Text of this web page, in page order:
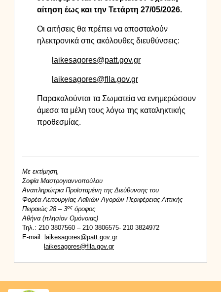
αίτηση έως και την Τετάρτη 27/05/2026.
Οι αιτήσεις θα πρέπει να αποσταλούν
ηλεκτρονικά στις ακόλουθες διευθύνσεις:
laikesagores@patt.gov.gr
laikesagores@flla.gov.gr
Παρακαλούνται τα Σωματεία να ενημερώσουν
άμεσα τα μέλη τους λόγω της καταληκτικής
προθεσμίας.
Με εκτίμηση,
Σοφία Μαστρογιαννοπούλου
Αναπληρώτρια Προϊσταμένη της Διεύθυνσης του
Φορέα Λειτουργίας Λαϊκών Αγορών Περιφέρειας Αττικής
Πειραιώς 28 – 3ος όροφος
Αθήνα (πλησίον Ομόνοιας)
Τηλ.: 210 3807560 – 210 3806575- 210 3824972
E-mail : laikesagores@patt.gov.gr
laikesagores@flla.gov.gr